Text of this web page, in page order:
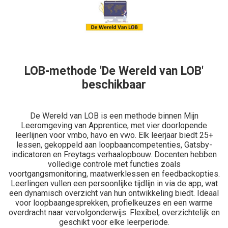
LOB-methode 'De Wereld van LOB'
beschikbaar
De Wereld van LOB is een methode binnen Mijn
Leeromgeving van Apprentice, met vier doorlopende
leerlijnen voor vmbo, havo en vwo. Elk leerjaar biedt 25+
lessen, gekoppeld aan loopbaancompetenties, Gatsby-
indicatoren en Freytags verhaalopbouw. Docenten hebben
volledige controle met functies zoals
voortgangsmonitoring, maatwerklessen en feedbackopties.
Leerlingen vullen een persoonlijke tijdlijn in via de app, wat
een dynamisch overzicht van hun ontwikkeling biedt. Ideaal
voor loopbaangesprekken, profielkeuzes en een warme
overdracht naar vervolgonderwijs. Flexibel, overzichtelijk en
geschikt voor elke leerperiode.